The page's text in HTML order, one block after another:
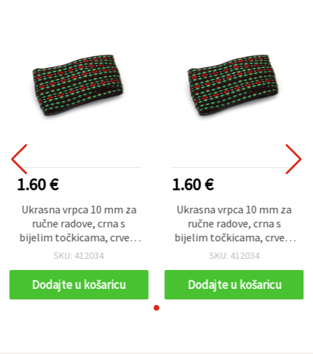
1.60 €
Ukrasna vrpca 10 mm za
ručne radove, crna s
bijelim točkicama, crveni
cvjetovi i zeleni trokuti - 5
SKU: 412034
Dodajte u košaricu
1.60 €
Ukrasna vrpca 10 mm za
ručne radove, crna s
bijelim točkicama, crveni
cvjetovi i zeleni trokuti - 5
SKU: 412034
Dodajte u košaricu